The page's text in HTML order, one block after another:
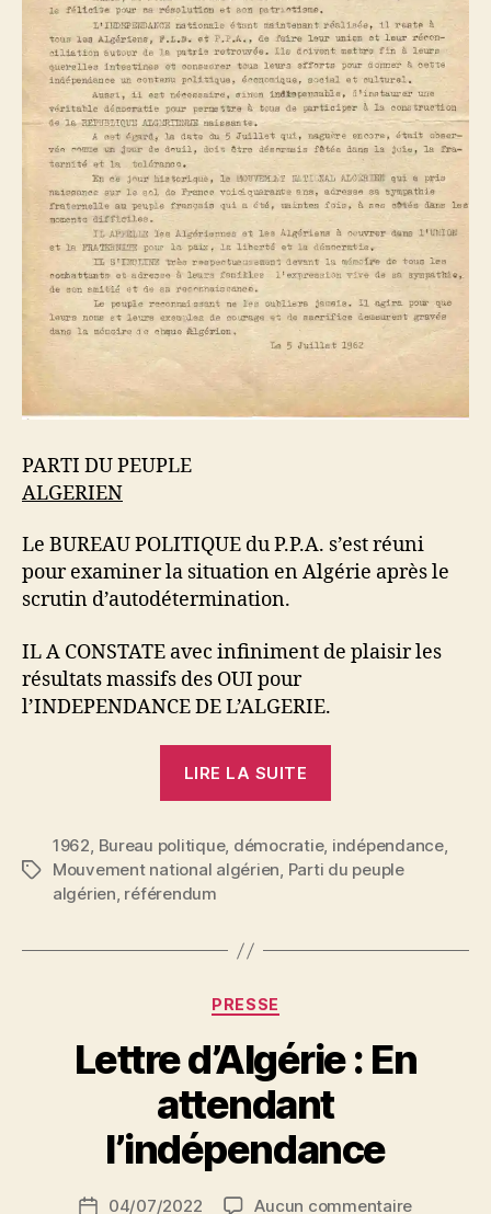
PARTI DU PEUPLE
ALGERIEN
Le BUREAU POLITIQUE du P.P.A. s’est réuni
pour examiner la situation en Algérie après le
scrutin d’autodétermination.
IL A CONSTATE avec infiniment de plaisir les
résultats massifs des OUI pour
l’INDEPENDANCE DE L’ALGERIE.
LIRE LA SUITE
du
Peuple
Étiquettes
1962, Bureau politique, démocratie, indépendance,
Mouvement national algérien, Parti du peuple
algérien, référendum
Catégories
PRESSE
Lettre d’Algérie : En
attendant
l’indépendance
a
r
S
N
Date04/07/2022 Aucun commentairesur